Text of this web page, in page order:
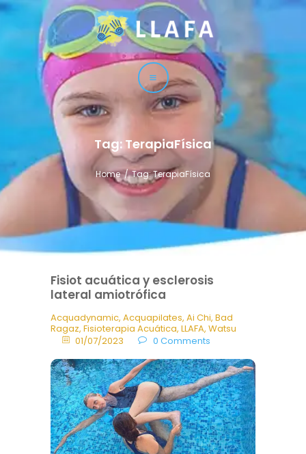
Tag: TerapiaFísica
Home Tag: TerapiaFísica
LLAFA
Liga Latinoamericana de Fisioterapia Acuática
LIGA
CURSOS
TÉCNICAS
SERVICIO
CONTACTO
Fisiot acuática y esclerosis
lateral amiotrófica
Acquadynamic, Acquapilates, Ai Chi, Bad
Ragaz, Fisioterapia Acuática, LLAFA, Watsu
01/07/2023
0 Comments